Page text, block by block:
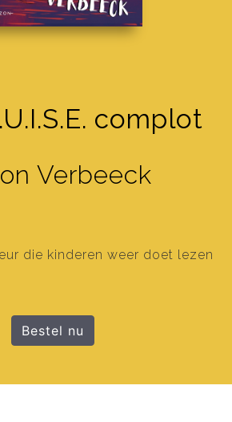
complot
Verbeeck
die kinderen weer doet lezen
Bestel nu